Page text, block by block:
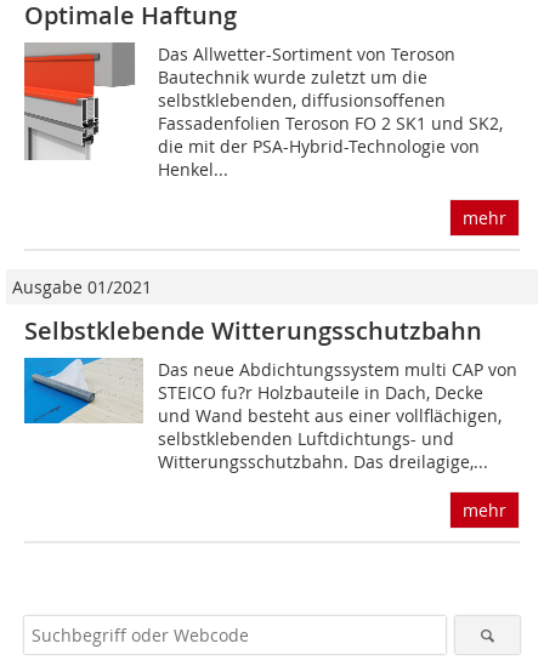
Optimale Haftung
Das Allwetter-Sortiment von Teroson
Bautechnik wurde zuletzt um die
selbstklebenden, diffusions­offenen
Fassadenfolien Teroson FO 2 SK1 und SK2,
die mit der PSA-Hybrid-Technologie von
Henkel...
mehr
Ausgabe 01/2021
Selbstklebende Witterungsschutzbahn
Das neue Abdichtungssystem multi CAP von
STEICO fu?r Holzbauteile in Dach, Decke
und Wand besteht aus einer vollflächigen,
selbstklebenden Luftdichtungs- und
Witterungsschutzbahn. Das dreilagige,...
mehr